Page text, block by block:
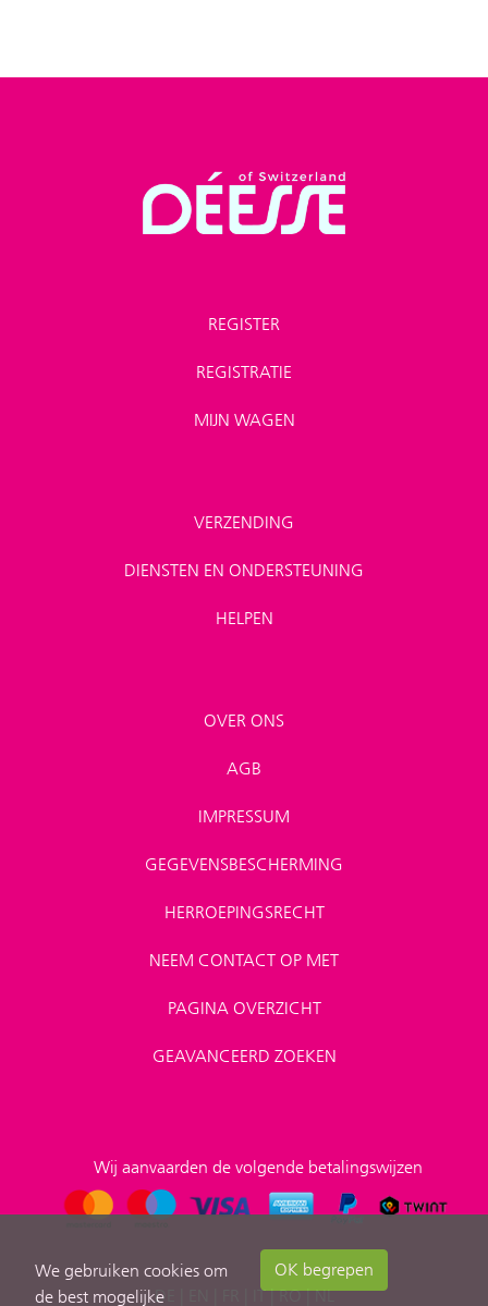
REGISTER
REGISTRATIE
MIJN WAGEN
VERZENDING
DIENSTEN EN ONDERSTEUNING
HELPEN
OVER ONS
AGB
IMPRESSUM
GEGEVENSBESCHERMING
HERROEPINGSRECHT
NEEM CONTACT OP MET
PAGINA OVERZICHT
GEAVANCEERD ZOEKEN
Wij aanvaarden de volgende betalingswijzen
DE IT|RO|NL
We gebruiken cookies om
de best mogelijke
OK begrepen